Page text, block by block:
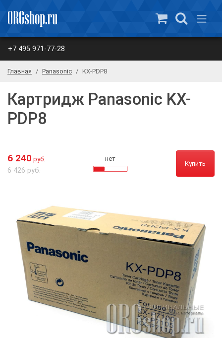
+7 495 971-77-28
Главная Panasonic KX-PDP8
Картридж Panasonic KX-
PDP8
6 240 руб.
6 426 руб.
нет
Купить